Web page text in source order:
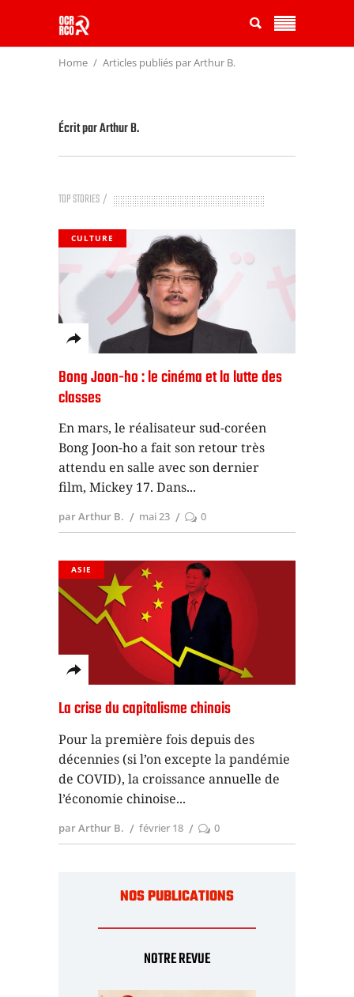
Home Articles publiés par Arthur B.
Écrit parArthur B.
TOP STORIES
CULTURE
Bong Joon-ho : le cinéma et la lutte des
classes
En mars, le réalisateur sud-coréen
Bong Joon-ho a fait son retour très
attendu en salle avec son dernier
film, Mickey 17. Dans
par Arthur B. mai 23 0
ASIE
La crise du capitalisme chinois
Pour la première fois depuis des
décennies (si l’on excepte la pandémie
de COVID), la croissance annuelle de
l’économie chinoise
par Arthur B. février 18 0
NOS PUBLICATIONS
NOTRE REVUE